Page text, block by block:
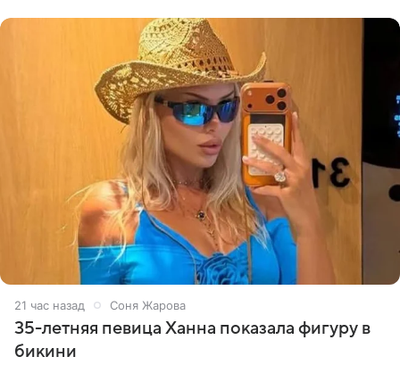
21 час назад Соня Жарова
35-летняя певица Ханна показала фигуру в
бикини